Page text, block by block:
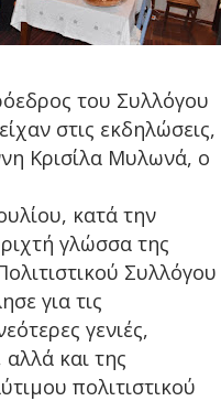
του Συλλόγου
στις εκδηλώσεις,
Κρισίλα Μυλωνά, ο
κατά την
γλώσσα της
Συλλόγου
για τις
γενιές,
αλλά και της
πολιτιστικού